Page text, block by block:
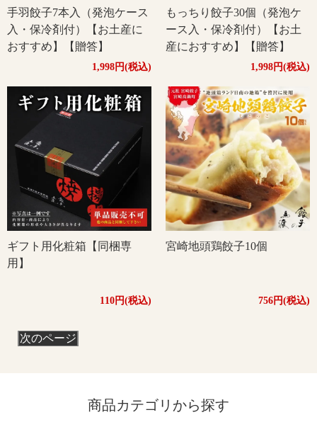
手羽餃子7本入（発泡ケース
入・保冷剤付）【お土産に
おすすめ】【贈答】
1,998円(税込)
もっちり餃子30個（発泡ケ
ース入・保冷剤付）【お土
産におすすめ】【贈答】
1,998円(税込)
ギフト用化粧箱【同梱専
用】
110円(税込)
宮崎地頭鶏餃子10個
756円(税込)
次のページ
商品カテゴリから探す